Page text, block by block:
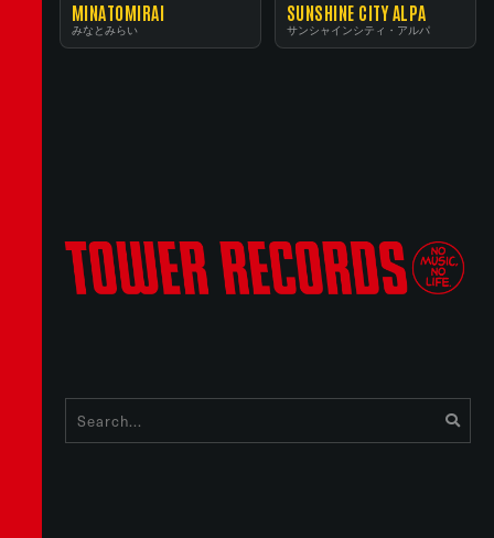
MINATOMIRAI
みなとみらい
SUNSHINE CITY ALPA
サンシャインシティ・アルパ